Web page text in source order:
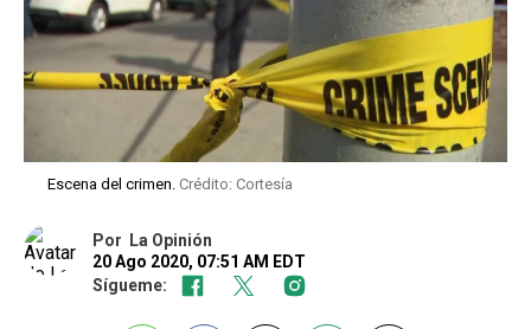
Escena del crimen. Crédito: Cortesía
Por
La Opinión
20 Ago 2020, 07:51 AM EDT
Sígueme: